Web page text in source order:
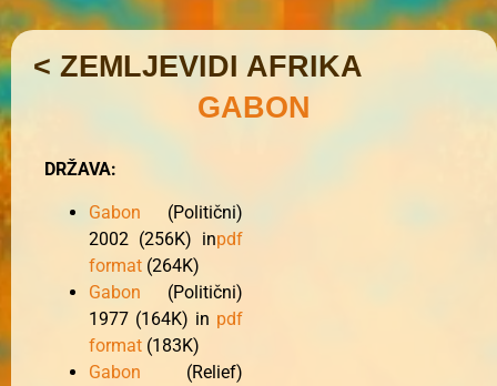
< ZEMLJEVIDI AFRIKA
GABON
DRŽAVA:
Gabon (Politični)
2002 (256K) inpdf
format (264K)
Gabon (Politični)
1977 (164K) in pdf
format (183K)
Gabon (Relief)